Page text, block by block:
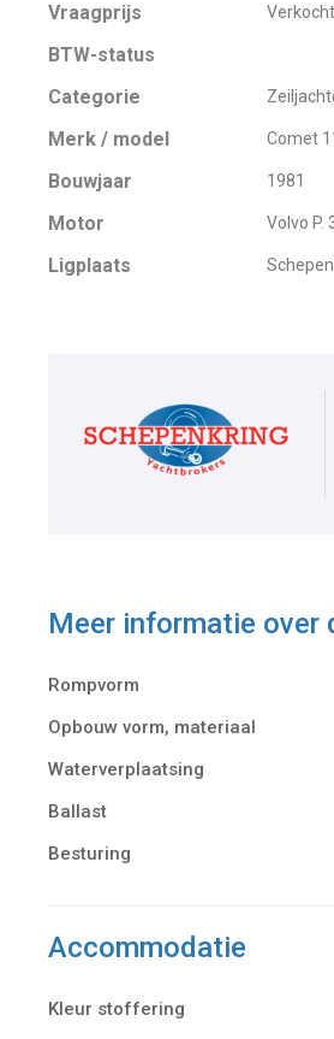
Vraagprijs Verkocht
BTW-status
Categorie
Merk / model Comet
Bouwjaar 1981
Motor Volvo P.
Ligplaats
Meer informatie over
Rompvorm
Opbouw vorm, materiaal
Waterverplaatsing
Ballast
Besturing
Accommodatie
Kleur stoffering